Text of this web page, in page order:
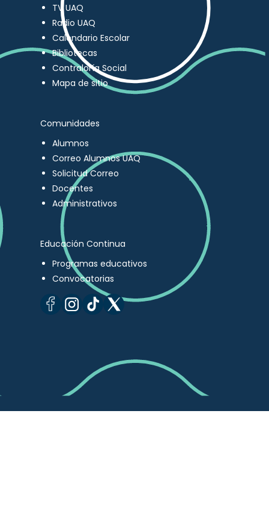
TV UAQ
Radio UAQ
Calendario Escolar
Bibliotecas
Contraloría Social
Mapa de sitio
Comunidades
Alumnos
Correo Alumnos UAQ
Solicitud Correo
Docentes
Administrativos
Educación Continua
Programas educativos
Convocatorias